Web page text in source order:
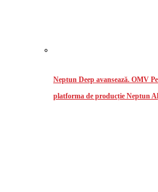
Neptun Deep avansează. OMV
platforma de producție Neptun